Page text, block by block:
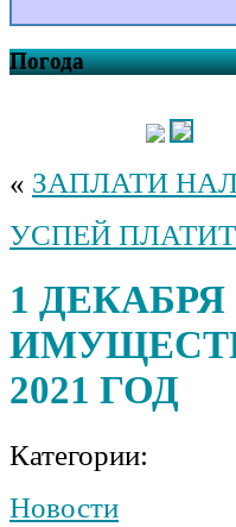
Погода
« ЗАПЛАТИ
УСПЕЙ
1
2021 ГОД
Категории:
Новости